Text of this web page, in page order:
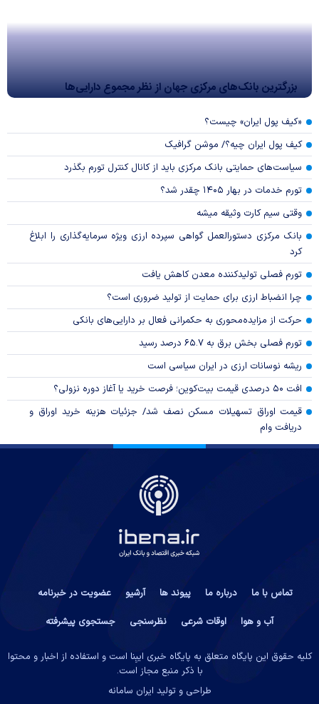
بزرگترین بانک‌های مرکزی جهان از نظر مجموع دارایی‌ها
«کیف پول ایران» چیست؟
کیف پول ایران چیه؟/ موشن گرافیک
سیاست‌های حمایتی بانک مرکزی باید از کانال کنترل تورم بگذرد
تورم خدمات در بهار ۱۴۰۵ چقدر شد؟
وقتی سیم کارت وثیقه میشه
بانک مرکزی دستورالعمل گواهی سپرده ارزی ویژه سرمایه‌گذاری را ابلاغ
کرد
تورم فصلی تولیدکننده معدن کاهش یافت
چرا انضباط ارزی برای حمایت از تولید ضروری است؟
حرکت از مزایده‌محوری به حکمرانی فعال بر دارایی‌های بانکی
تورم فصلی بخش برق به ۶۵.۷ درصد رسید
ریشه نوسانات ارزی در ایران سیاسی است
افت ۵۰ درصدی قیمت بیت‌کوین؛ فرصت خرید یا آغاز دوره نزولی؟
قیمت اوراق تسهیلات مسکن نصف شد/ جزئیات هزینه خرید اوراق و
دریافت وام
تماس با ما درباره ما پیوند ها آرشیو
عضویت در خبرنامه
آب و هوا
اوقات شرعی نظرسنجی جستجوی پیشرفته
کلیه حقوق این پایگاه متعلق به پایگاه خبری ایبِنا است و استفاده از اخبار و محتوا
با ذکر منبع مجاز است.
طراحی و تولید ایران سامانه